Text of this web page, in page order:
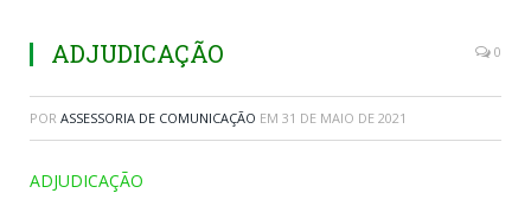
ADJUDICAÇÃO 0
POR ASSESSORIA DE COMUNICAÇÃO EM 31 DE MAIO DE 2021
ADJUDICAÇÃO